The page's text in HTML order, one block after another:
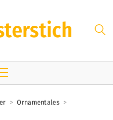
> Ornamentales >